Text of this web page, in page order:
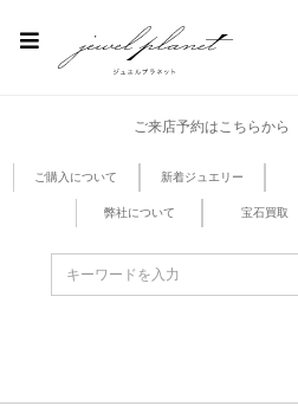
ご来店予約はこちらから
ご購入について 新着ジュエリー
弊社について 宝石買取